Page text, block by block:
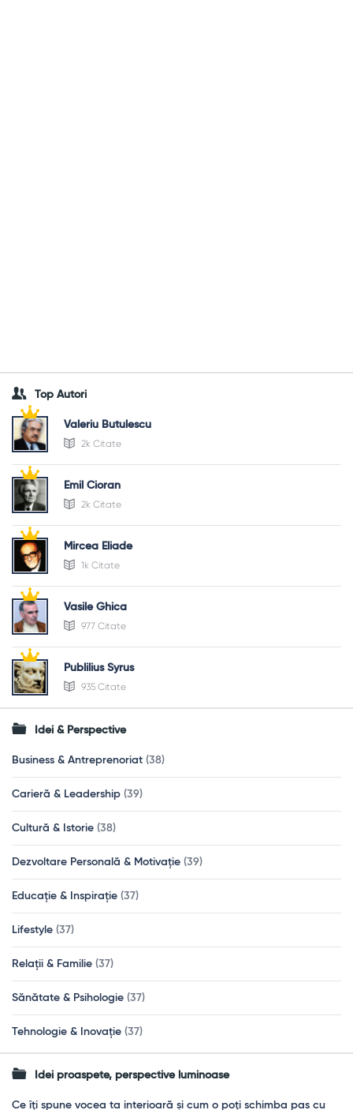
Top Autori
Valeriu Butulescu
2k Citate
Emil Cioran
2k Citate
Mircea Eliade
1k Citate
Vasile Ghica
977 Citate
Publilius Syrus
935 Citate
Idei & Perspective
Business & Antreprenoriat (38)
Carieră & Leadership (39)
Cultură & Istorie (38)
Dezvoltare Personală & Motivație (39)
Educație & Inspirație (37)
Lifestyle (37)
Relații & Familie (37)
Sănătate & Psihologie (37)
Tehnologie & Inovație (37)
Idei proaspete, perspective luminoase
Ce îți spune vocea ta interioară și cum o poți schimba pas cu